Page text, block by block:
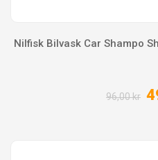
Nilfisk Bilvask Car Shampo
96,00 kr